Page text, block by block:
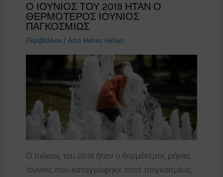
Ο ΙΟΥΝΙΟΣ ΤΟΥ 2019 ΗΤΑΝ Ο
ΘΕΡΜΟΤΕΡΟΣ ΙΟΥΝΙΟΣ
ΠΑΓΚΟΣΜΙΩΣ
Περιβάλλον/ Από Meteo Hellas
Ο Ιούνιος του 2019 ήταν ο θερμότερος μήνας
Ιούνιος που καταγράφηκε ποτέ παγκοσμίως,